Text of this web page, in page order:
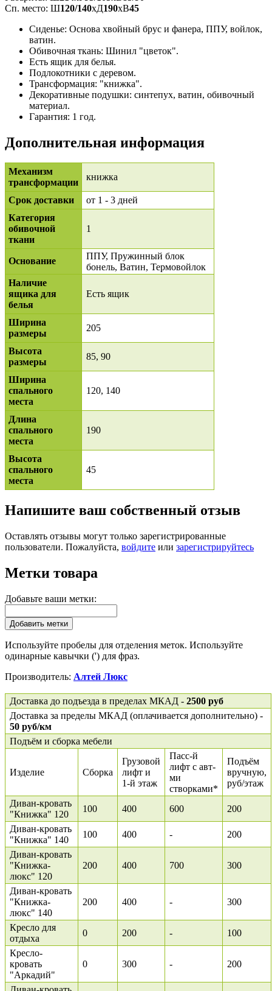
Сп. место: Ш120/140xД190xВ45
Сиденье: Основа хвойный брус и фанера, ППУ, войлок,
ватин.
Обивочная ткань: Шинил "цветок".
Есть ящик для белья.
Подлокотники с деревом.
Трансформация: "книжка".
Декоративные подушки: синтепух, ватин, обивочный
материал.
Гарантия: 1 год.
Дополнительная информация
Механизм
трансформации
книжка
Срок доставки
от 1 - 3 дней
Категория
обивочной
ткани
1
Основание
ППУ, Пружинный блок
бонель, Ватин, Термовойлок
Наличие
ящика для
белья
Есть ящик
Ширина
размеры
205
Высота
размеры
85, 90
Ширина
спального
места
120, 140
Длина
спального
места
190
Высота
спального
места
45
Напишите ваш собственный отзыв
Оставлять отзывы могут только зарегистрированные
пользователи. Пожалуйста, войдите или зарегистрируйтесь
Метки товара
Добавьте ваши метки:
Добавить метки
Используйте пробелы для отделения меток. Используйте
одинарные кавычки (') для фраз.
Производитель: Алтей Люкс
Доставка до подъезда в пределах МКАД - 2500 руб
Доставка за пределы МКАД (оплачивается дополнительно) -
50 руб/км
Подъём и сборка мебели
Изделие Сборка
Грузовой
лифт и
1-й этаж
Пасс-й
лифт с авт-
ми
створками*
Подъём
вручную,
руб/этаж
Диван-кровать
"Книжка" 120
100 400 600
200
Диван-кровать
"Книжка" 140
100 400 -
200
Диван-кровать
"Книжка-
люкс" 120
200 400 700 300
Диван-кровать
"Книжка-
люкс" 140
200 400 - 300
Кресло для
отдыха
0 200 -
100
Кресло-
кровать
"Аркадий"
0 300 - 200